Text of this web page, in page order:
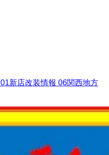
01新店改装情報 06関西地方